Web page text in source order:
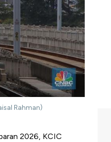
Rahman)
2026, KCIC